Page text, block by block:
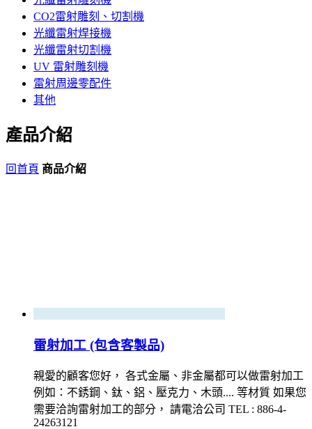
CO2雷射雕刻、切割機
光纖雷射焊接機
光纖雷射切割機
UV 雷射雕刻機
雷射周邊零配件
其他
產品介紹
回首頁 商品介紹
雷射加工 (包含客製品)
親愛的顧客您好， 各式金屬、非金屬都可以做雷射加工
例如：不銹鋼、鈦、鋁、壓克力、木頭.... 等材質 如果您
需要洽詢雷射加工的部分， 請電洽公司 TEL : 886-4-
24263121